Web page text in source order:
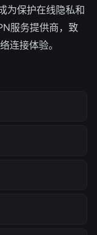
为保护在线隐私和
服务提供商，致
连接体验。